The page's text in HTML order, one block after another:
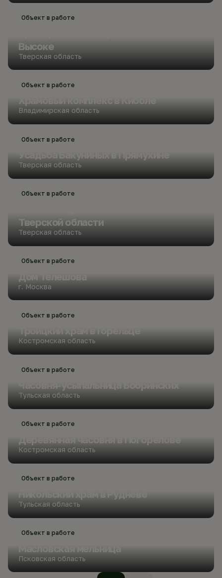
Объект в работе
Высоке
Тверская область
Объект в работе
Владимирская область
Объект в работе
Тверская область
Объект в работе
Тверской области
Тверская область
Объект в работе
г. Москва
Объект в работе
Костромская область
Объект в работе
Тульская область
Объект в работе
Костромская область
Объект в работе
Тульская область
Объект в работе
Псковская область